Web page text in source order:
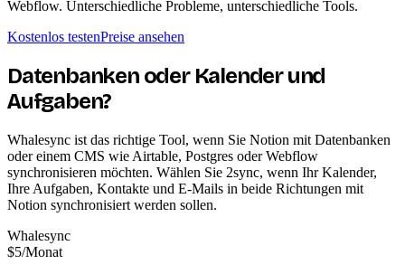
Webflow. Unterschiedliche Probleme, unterschiedliche Tools.
Kostenlos testenPreise ansehen
Datenbanken oder Kalender und
Aufgaben?
Whalesync ist das richtige Tool, wenn Sie Notion mit Datenbanken
oder einem CMS wie Airtable, Postgres oder Webflow
synchronisieren möchten. Wählen Sie 2sync, wenn Ihr Kalender,
Ihre Aufgaben, Kontakte und E-Mails in beide Richtungen mit
Notion synchronisiert werden sollen.
Whalesync
$5/Monat